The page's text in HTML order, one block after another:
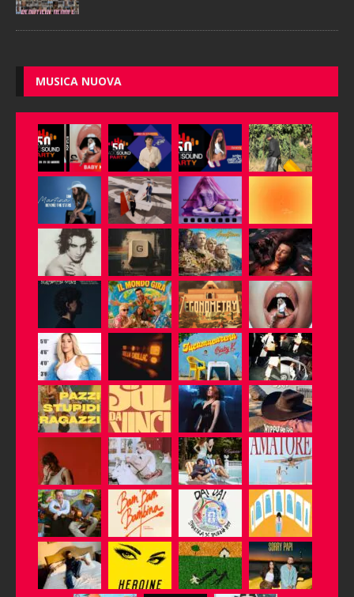
MUSICA NUOVA